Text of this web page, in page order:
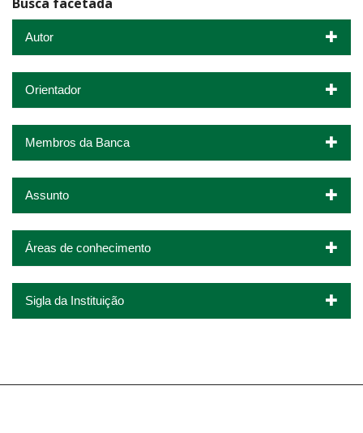
Autor
Orientador
Membros da Banca
Assunto
Áreas de conhecimento
Sigla da Instituição